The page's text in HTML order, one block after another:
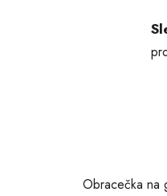
Obracečka na